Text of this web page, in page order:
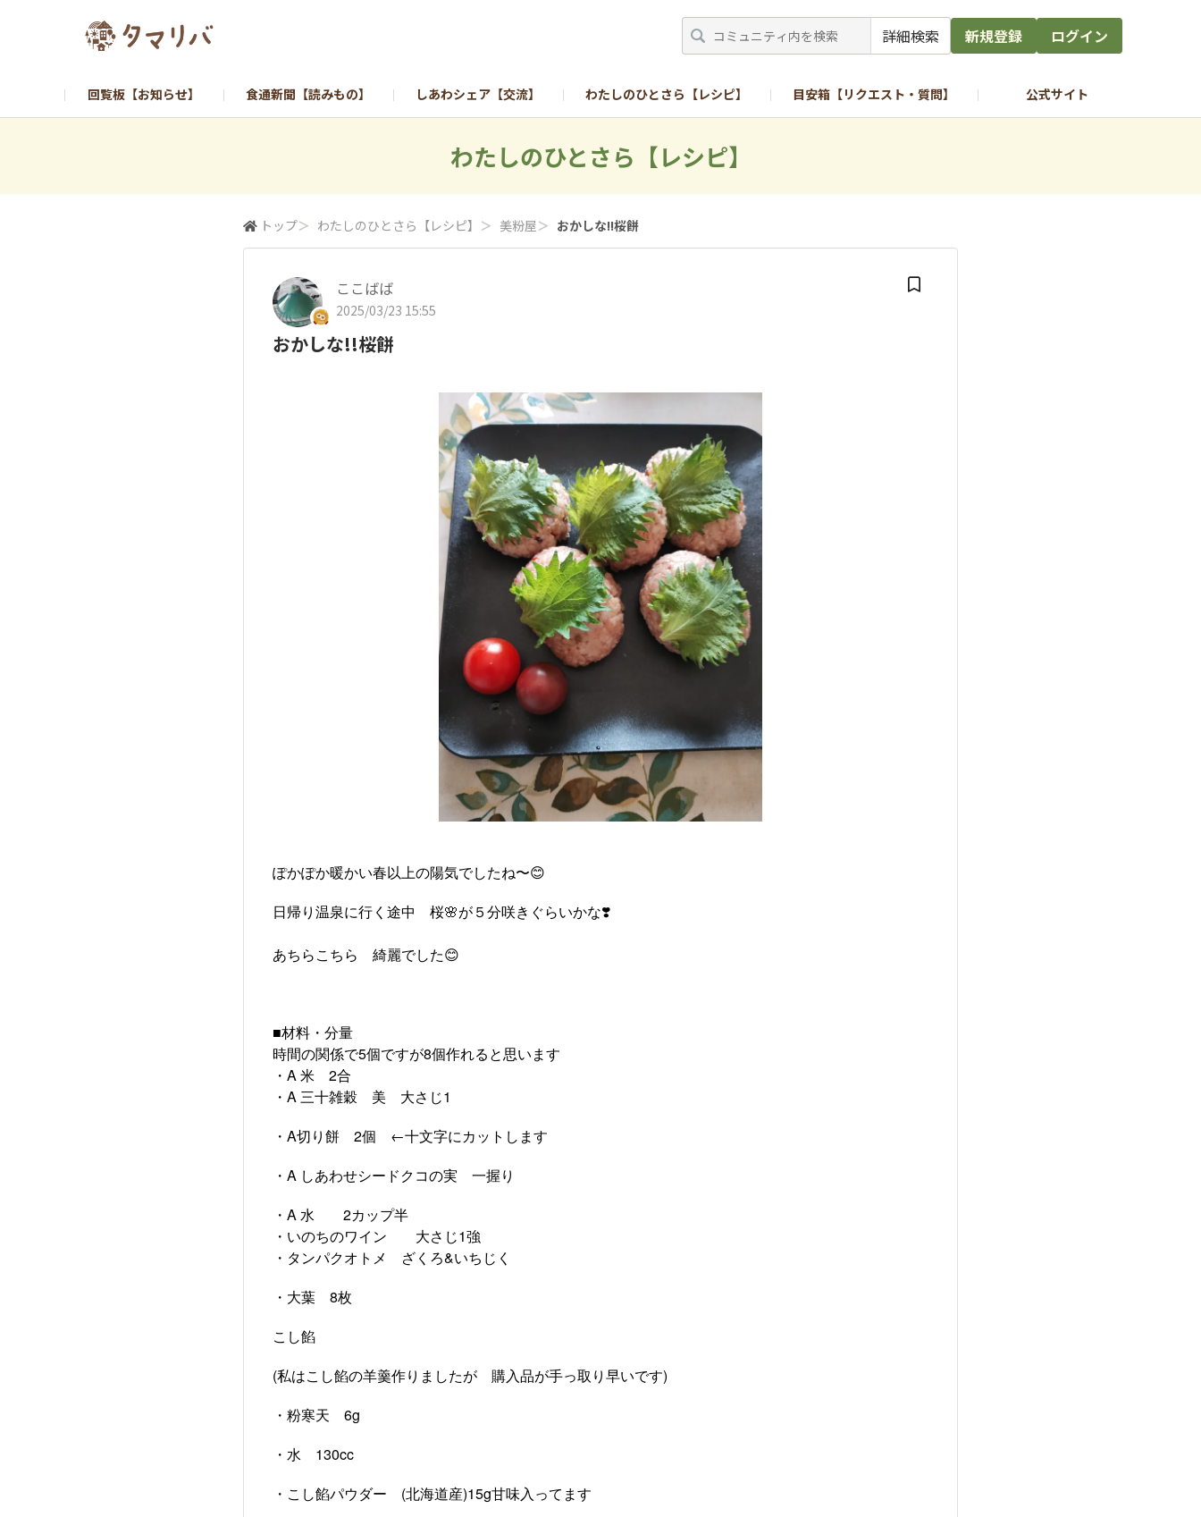
詳細検索 新規登録 ログイン
回覧板【お知らせ】 食通新聞【読みもの】 しあわシェア【交流】 わたしのひとさら【レシピ】 目安箱【リクエスト・質問】 公式サイト
わたしのひとさら【レシピ】
トップ＞ わたしのひとさら【レシピ】 ＞ 美粉屋＞ おかしな!!桜餅
ここばば
2025/03/23 15:55
おかしな!!桜餅
ぽかぽか暖かい春以上の陽気でしたね〜😊
日帰り温泉に行く途中 桜🌸が５分咲きぐらいかな❣️
あちらこちら 綺麗でした😊
■材料・分量
時間の関係で5個ですが8個作れると思います
・A 米 2合
・A 三十雑穀 美 大さじ1
・A切り餅 2個 ←十文字にカットします
・A しあわせシードクコの実 一握り
・A 水 2カップ半
・いのちのワイン 大さじ1強
・タンパクオトメ ざくろ&いちじく
・大葉 8枚
こし餡
(私はこし餡の羊羹作りましたが 購入品が手っ取り早いです)
・粉寒天 6g
・水 130cc
・こし餡パウダー (北海道産)15g甘味入ってます